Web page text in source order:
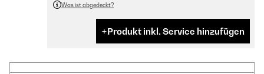
Was ist abgedeckt?
Produkt inkl. Service hinzufügen